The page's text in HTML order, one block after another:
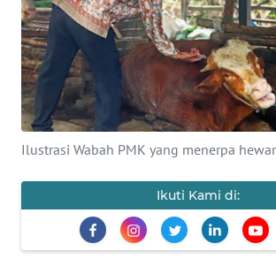
Ilustrasi Wabah PMK yang menerpa
Ikuti Kami di:
SAINS-TEKNO
KESEHATAN
INTERNASIONAL
SERBA-SERBI
PENDIDIKAN